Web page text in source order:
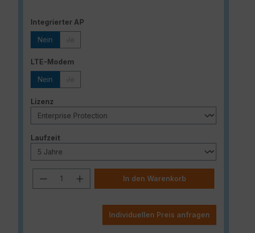
Integrierter AP
Nein
LTE-Modem
Nein
Lizenz
Laufzeitauswählen
Produkt Anzahl: Gib den
In den Warenkorb
Individuellen Preis anfragen